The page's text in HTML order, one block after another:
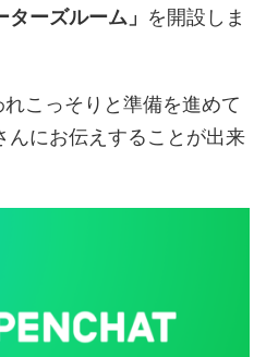
ターズルーム」 を開設しま
こっそりと準備を進めて
んにお伝えすることが出来